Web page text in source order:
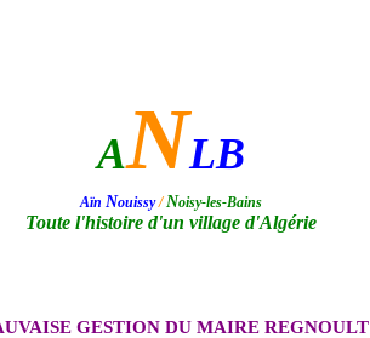
ANLB
Aïn Nouissy/Noisy-les-Bains
Toute l'histoire d'un village d'Algérie
GESTION DU MAIRE REGNOULT